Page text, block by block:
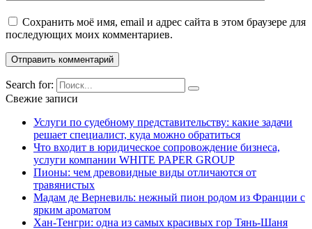
Сохранить моё имя, email и адрес сайта в этом браузере для
последующих моих комментариев.
Search for:
Свежие записи
Услуги по судебному представительству: какие задачи
решает специалист, куда можно обратиться
Что входит в юридическое сопровождение бизнеса,
услуги компании WHITE PAPER GROUP
Пионы: чем древовидные виды отличаются от
травянистых
Мадам де Верневиль: нежный пион родом из Франции с
ярким ароматом
Хан-Тенгри: одна из самых красивых гор Тянь-Шаня